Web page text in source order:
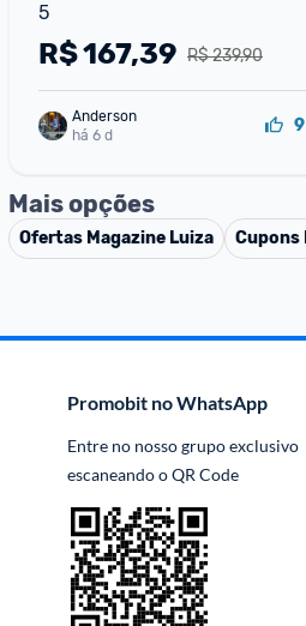
5
R$ 239,90
R$167,39
Anderson
há 6 d
9
Mais opções
Ofertas Magazine Luiza Cupons
Promobit no WhatsApp
Entre no nosso grupo exclusivo
escaneando o QR Code